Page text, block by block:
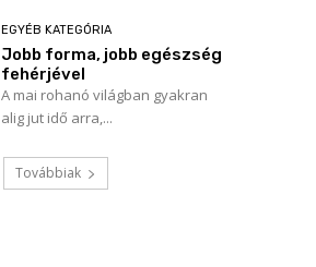
EGYÉB KATEGÓRIA
Jobb forma, jobb egészség
fehérjével
A mai rohanó világban gyakran
alig jut idő arra,...
Továbbiak